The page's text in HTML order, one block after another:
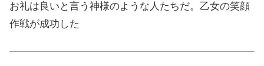
お礼は良いと言う神様のような人たちだ。乙女の笑顔
作戦が成功した